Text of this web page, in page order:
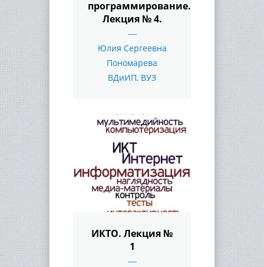
программирование.
Лекция № 4.
Юлия Сергеевна
Пономарева
ВДиИП, ВУЗ
ИКТО. Лекция №
1